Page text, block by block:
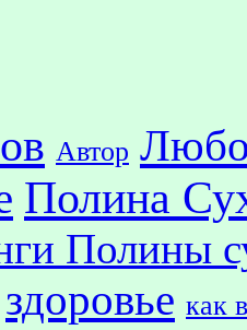
Автор
Полина
Полины
здоровье как